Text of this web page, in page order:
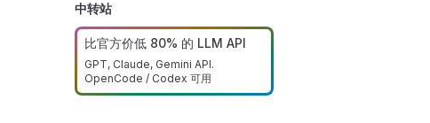
中转站
比官方价低 80% 的 LLM API
GPT, Claude, Gemini API.
OpenCode / Codex 可用